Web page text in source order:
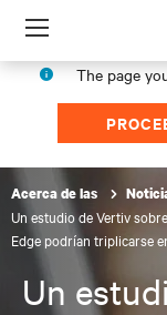
Menu
The page
Acerca de las
Un estudio de Vertiv
Edge podrían triplicarse
Un